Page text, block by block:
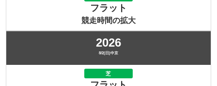
フラット
競走時間の拡大
2026
8/2(日)中京
芝